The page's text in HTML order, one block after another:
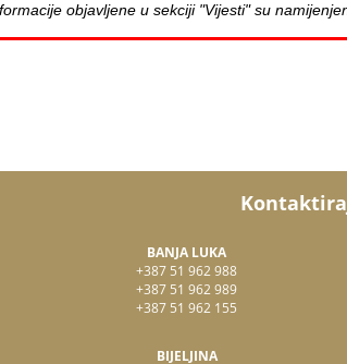
objavljene u sekciji "Vijesti" su
BANJA LUKA
+387 51 962 988
+387 51 962 989
+387 51 962 155
BIJELJINA